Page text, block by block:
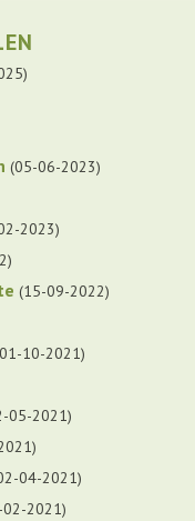
05-06-2023
2023
15-09-2022
01-10-2021
05-2021
04-2021
2021